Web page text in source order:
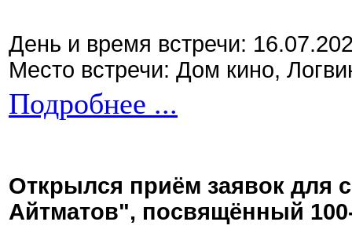
День и время встречи:
Место встречи: Дом кино,
Подробнее ...
Открылся приём заявок для
Айтматов", посвящённый